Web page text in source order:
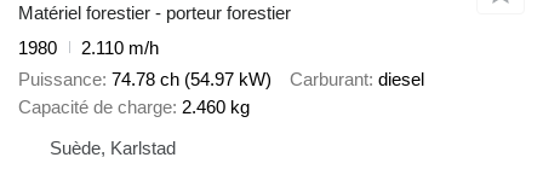
Matériel forestier - porteur forestier
1980
2.110 m/h
Puissance 74.78 ch (54.97 kW) Carburant diesel
Capacité de charge 2.460 kg
Suède, Karlstad